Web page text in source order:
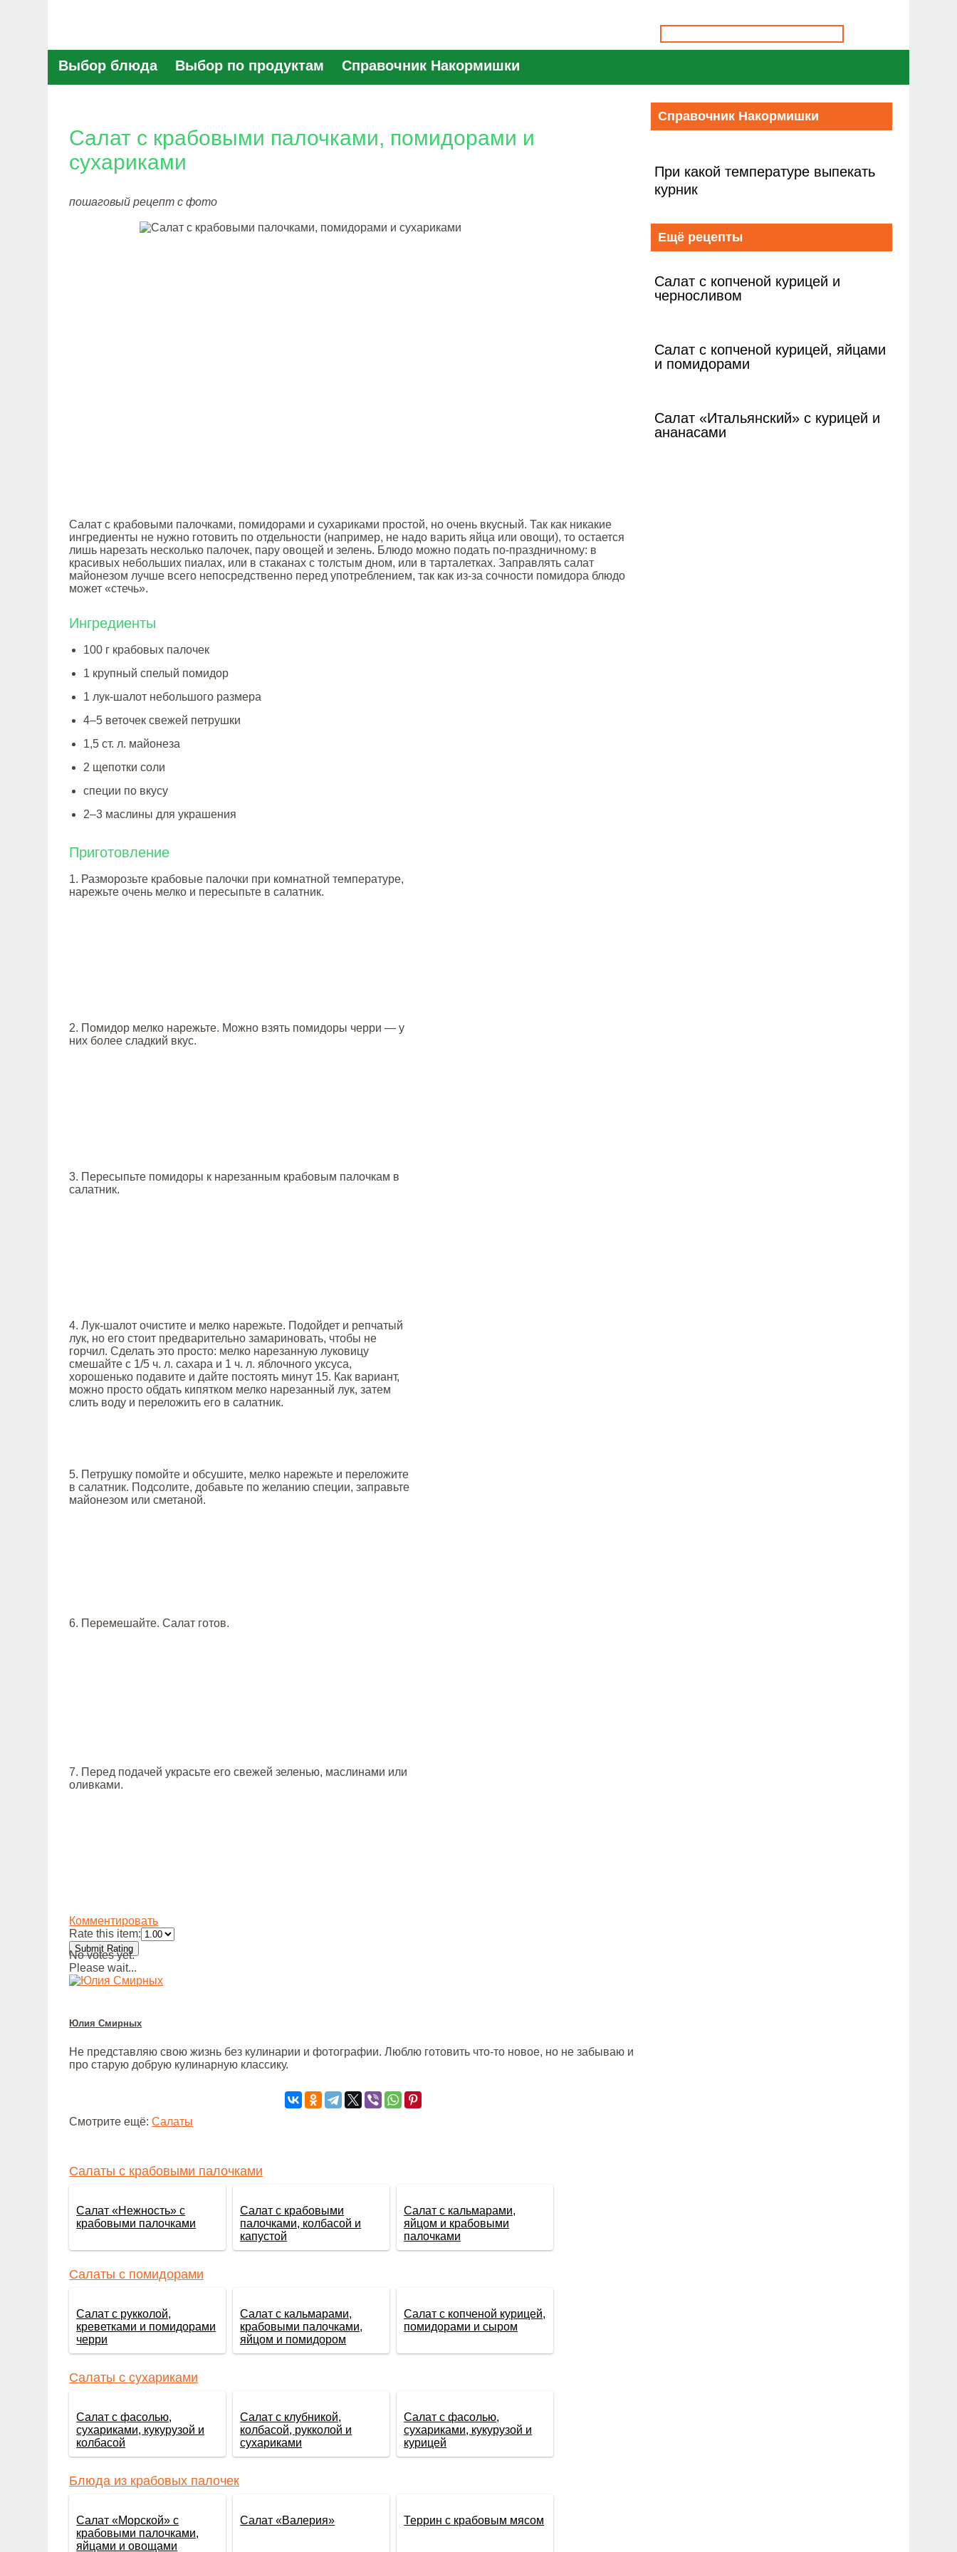
Выбор блюда Выбор по продуктам Справочник Накормишки
Салат с крабовыми палочками, помидорами и
сухариками
пошаговый рецепт с фото
Салат с крабовыми палочками, помидорами и сухариками простой, но очень вкусный. Так как никакие
ингредиенты не нужно готовить по отдельности (например, не надо варить яйца или овощи), то остается
лишь нарезать несколько палочек, пару овощей и зелень. Блюдо можно подать по-праздничному: в
красивых небольших пиалах, или в стаканах с толстым дном, или в тарталетках. Заправлять салат
майонезом лучше всего непосредственно перед употреблением, так как из-за сочности помидора блюдо
может «стечь».
Ингредиенты
100 г крабовых палочек
1 крупный спелый помидор
1 лук-шалот небольшого размера
4–5 веточек свежей петрушки
1,5 ст. л. майонеза
2 щепотки соли
специи по вкусу
2–3 маслины для украшения
Приготовление
1. Разморозьте крабовые палочки при комнатной температуре,
нарежьте очень мелко и пересыпьте в салатник.
2. Помидор мелко нарежьте. Можно взять помидоры черри — у
них более сладкий вкус.
3. Пересыпьте помидоры к нарезанным крабовым палочкам в
салатник.
4. Лук-шалот очистите и мелко нарежьте. Подойдет и репчатый
лук, но его стоит предварительно замариновать, чтобы не
горчил. Сделать это просто: мелко нарезанную луковицу
смешайте с 1/5 ч. л. сахара и 1 ч. л. яблочного уксуса,
хорошенько подавите и дайте постоять минут 15. Как вариант,
можно просто обдать кипятком мелко нарезанный лук, затем
слить воду и переложить его в салатник.
5. Петрушку помойте и обсушите, мелко нарежьте и переложите
в салатник. Подсолите, добавьте по желанию специи, заправьте
майонезом или сметаной.
6. Перемешайте. Салат готов.
7. Перед подачей украсьте его свежей зеленью, маслинами или
оливками.
Комментировать
Rate this item:
Submit Rating
No votes yet.
Please wait...
Юлия Смирных
Не представляю свою жизнь без кулинарии и фотографии. Люблю готовить что-то новое, но не забываю и
про старую добрую кулинарную классику.
Смотрите ещё:Салаты
Салаты с крабовыми палочками
Салат «Нежность» с
крабовыми палочками
Салат с крабовыми
палочками, колбасой и
капустой
Салат с кальмарами,
яйцом и крабовыми
палочками
Салаты с помидорами
Салат с рукколой,
креветками и помидорами
черри
Салат с кальмарами,
крабовыми палочками,
яйцом и помидором
Салат с копченой курицей,
помидорами и сыром
Салаты с сухариками
Салат с фасолью,
сухариками, кукурузой и
колбасой
Салат с клубникой,
колбасой, рукколой и
сухариками
Салат с фасолью,
сухариками, кукурузой и
курицей
Блюда из крабовых палочек
Салат «Морской» с
крабовыми палочками,
яйцами и овощами
Салат «Валерия» Террин с крабовым мясом
Справочник Накормишки
При какой температуре выпекать
курник
Ещё рецепты
Салат с копченой курицей и
черносливом
Салат с копченой курицей, яйцами
и помидорами
Салат «Итальянский» с курицей и
ананасами